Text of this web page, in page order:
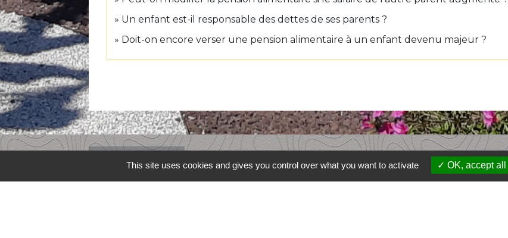
Un enfant est-il responsable des dettes de ses parents ?
Doit-on encore verser une pension alimentaire à un enfant devenu majeur ?
Contacts
This site uses cookies and gives you control over what you want to activate OK, accept all